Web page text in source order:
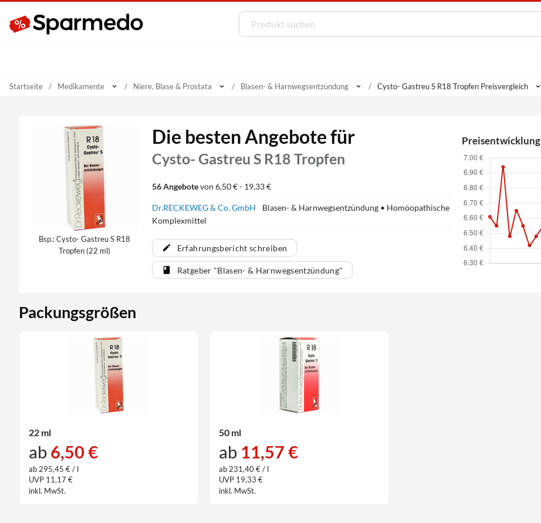
Startseite Medikamente Niere, Blase & Prostata Blasen- & Harnwegsentzündung Cysto- Gastreu S R18 Tropfen Preisvergleich
Bsp.: Cysto- Gastreu S R18
Tropfen (22 ml)
Die besten Angebote für
Cysto- Gastreu S R18 Tropfen
56 Angebotevon 6,50 € - 19,33 €
Dr.RECKEWEG & Co. GmbH
Blasen- & Harnwegsentzündung • Homöopathische
Komplexmittel
Erfahrungsbericht schreiben
Ratgeber "Blasen- & Harnwegsentzündung"
Preisentwicklung
Packungsgrößen
22 ml
ab 6,50 €
ab 295,45 € / l
UVP 11,17 €
inkl. MwSt.
50 ml
ab 11,57 €
ab 231,40 € / l
UVP 19,33 €
inkl. MwSt.